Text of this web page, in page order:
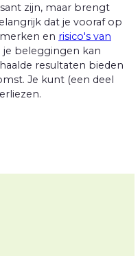
zijn, maar brengt
dat je vooraf op
en risico's van
je beleggingen kan
resultaten bieden
Je kunt (een deel